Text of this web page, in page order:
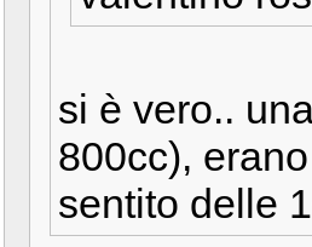
si è vero..
800cc),
sentito delle